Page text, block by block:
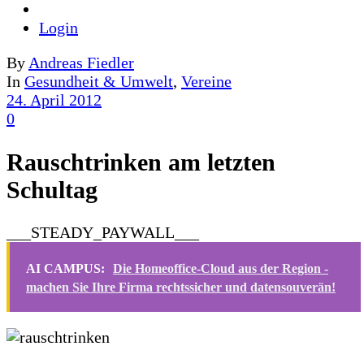
Login
By Andreas Fiedler
In Gesundheit & Umwelt, Vereine
24. April 2012
0
Rauschtrinken am letzten
Schultag
___STEADY_PAYWALL___
AI CAMPUS:
Die Homeoffice-Cloud aus der Region -
machen Sie Ihre Firma rechtssicher und datensouverän!